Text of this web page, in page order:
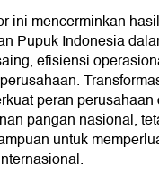
ini mencerminkan
Pupuk Indonesia
efisiensi
peran perusahaan
pangan nasional,
untuk